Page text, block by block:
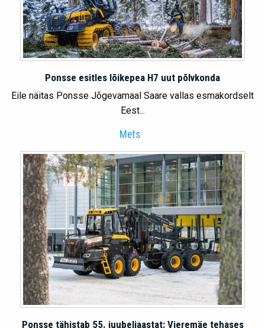
Ponsse esitles lõikepea H7 uut põlvkonda
Eile näitas Ponsse Jõgevamaal Saare vallas esmakordselt
Eest...
Mets
Ponsse tähistab 55. juubeliaastat: Vieremäe tehases